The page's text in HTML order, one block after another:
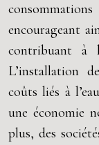
encourageant
contribuant à
L’installation
coûts liés à
une économie
plus, des